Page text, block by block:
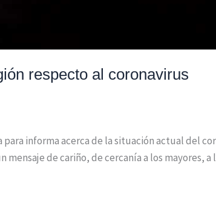
respecto al coronavirus
informa acerca de la situación actual del
de cariño, de cercanía a los mayores, a